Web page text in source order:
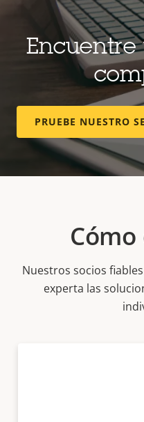
PRUEBE NUESTRO
Nuestros socios
experta las